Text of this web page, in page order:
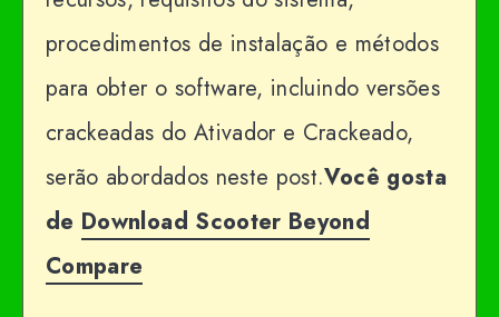
procedimentos de instalação e métodos
para obter o software, incluindo versões
crackeadas do Ativador e Crackeado,
serão abordados neste post.Você gosta
de Download Scooter Beyond
Compare